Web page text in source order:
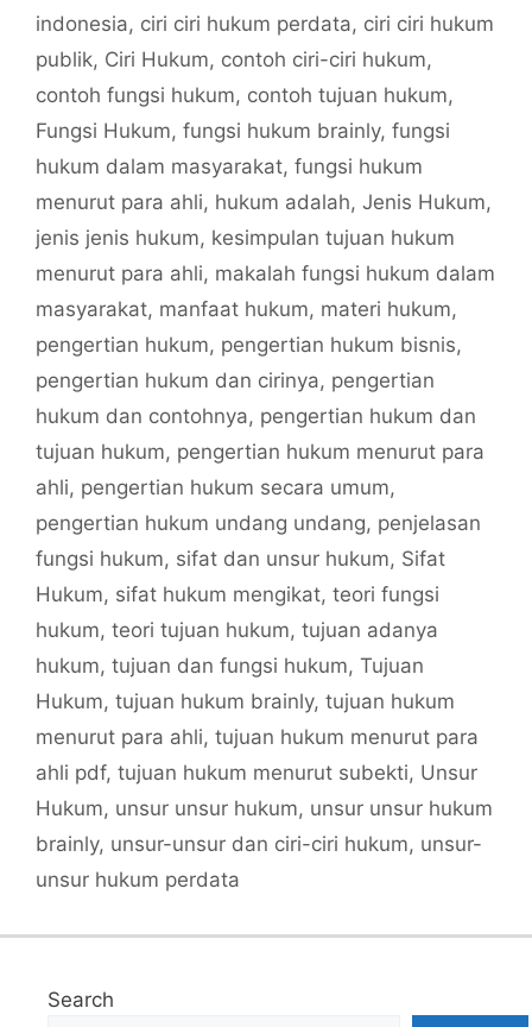
indonesia, ciri ciri hukum perdata, ciri ciri hukum
publik, Ciri Hukum, contoh ciri-ciri hukum,
contoh fungsi hukum, contoh tujuan hukum,
Fungsi Hukum, fungsi hukum brainly, fungsi
hukum dalam masyarakat, fungsi hukum
menurut para ahli, hukum adalah, Jenis Hukum,
jenis jenis hukum, kesimpulan tujuan hukum
menurut para ahli, makalah fungsi hukum dalam
masyarakat, manfaat hukum, materi hukum,
pengertian hukum, pengertian hukum bisnis,
pengertian hukum dan cirinya, pengertian
hukum dan contohnya, pengertian hukum dan
tujuan hukum, pengertian hukum menurut para
ahli, pengertian hukum secara umum,
pengertian hukum undang undang, penjelasan
fungsi hukum, sifat dan unsur hukum, Sifat
Hukum, sifat hukum mengikat, teori fungsi
hukum, teori tujuan hukum, tujuan adanya
hukum, tujuan dan fungsi hukum, Tujuan
Hukum, tujuan hukum brainly, tujuan hukum
menurut para ahli, tujuan hukum menurut para
ahli pdf, tujuan hukum menurut subekti, Unsur
Hukum, unsur unsur hukum, unsur unsur hukum
brainly, unsur-unsur dan ciri-ciri hukum, unsur-
unsur hukum perdata
Search